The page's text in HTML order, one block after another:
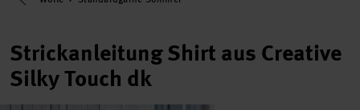
Strickanleitung Shirt aus Creative
Silky Touch dk